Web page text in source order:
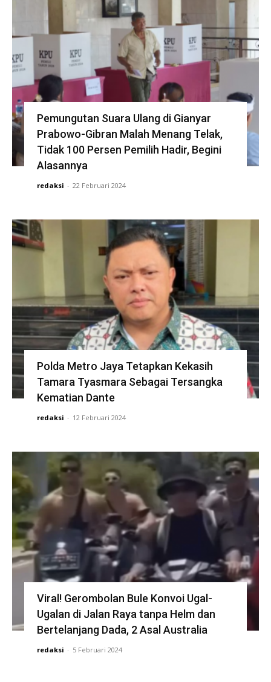
Pemungutan Suara Ulang di Gianyar
Prabowo-Gibran Malah Menang Telak,
Tidak 100 Persen Pemilih Hadir, Begini
Alasannya
redaksi - 22 Februari 2024
Polda Metro Jaya Tetapkan Kekasih
Tamara Tyasmara Sebagai Tersangka
Kematian Dante
redaksi - 12 Februari 2024
Viral! Gerombolan Bule Konvoi Ugal-
Ugalan di Jalan Raya tanpa Helm dan
Bertelanjang Dada, 2 Asal Australia
redaksi - 5 Februari 2024